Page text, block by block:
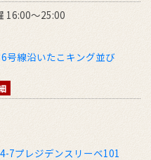
16:00～25:00
号線沿いたこキング並び
7プレジデンスリーベ101